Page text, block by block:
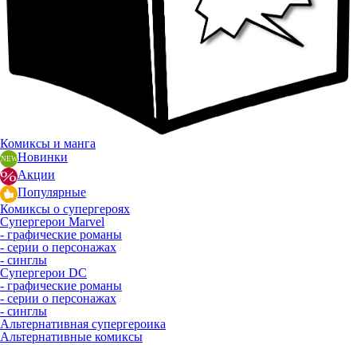
Комиксы и манга
Новинки
Акции
Популярные
Комиксы о супергероях
Супергерои Marvel
- графические романы
- серии о персонажах
- синглы
Супергерои DC
- графические романы
- серии о персонажах
- синглы
Альтернативная супергероика
Альтернативные комиксы